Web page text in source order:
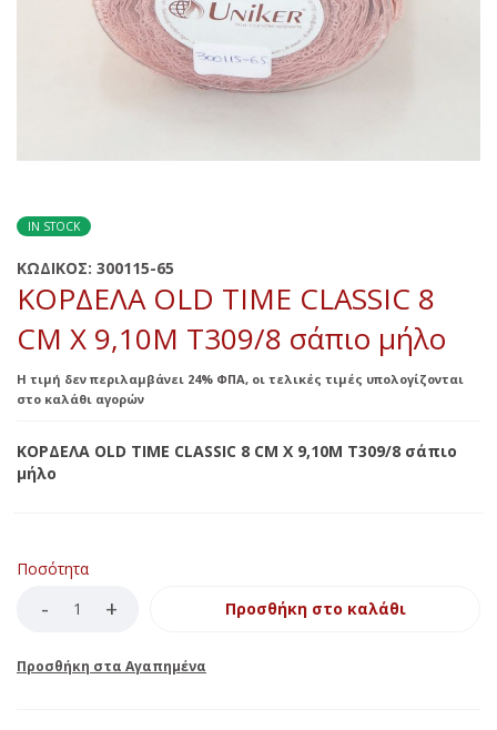
IN STOCK
ΚΩΔΙΚΟΣ: 300115-65
ΚΟΡΔΕΛΑ OLD TIME CLASSIC 8
CM X 9,10M Τ309/8 σάπιο μήλο
Η τιμή δεν περιλαμβάνει 24% ΦΠΑ, οι τελικές τιμές υπολογίζονται
στο καλάθι αγορών
ΚΟΡΔΕΛΑ OLD TIME CLASSIC 8 CM X 9,10M Τ309/8 σάπιο
μήλο
Ποσότητα
Προσθήκη στο καλάθι